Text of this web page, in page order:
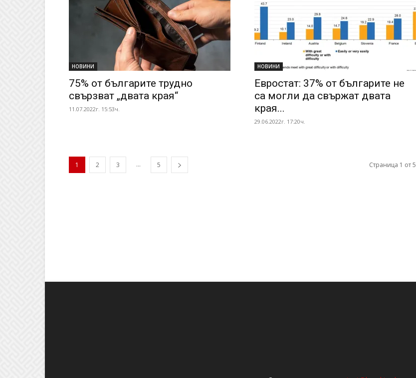
НОВИНИ
75% от българите трудно
свързват „двата края“
11.07.2022г. 15:53ч.
НОВИНИ
Евростат: 37% от българите не
са могли да свържат двата
края...
29.06.2022г. 17:20ч.
1 2 3 ... 5 Страница 1 от 5